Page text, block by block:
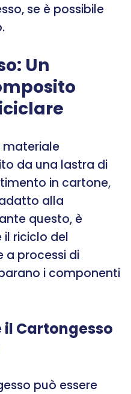
se è possibile
Un
materiale
da una lastra di
in cartone,
alla
questo, è
riciclo del
a processi di
i componenti
il Cartongesso
può essere